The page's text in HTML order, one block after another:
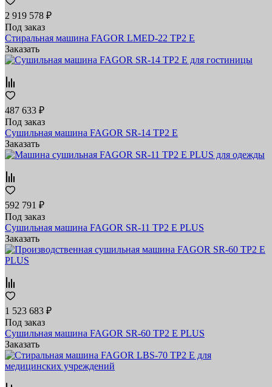
2 919 578 ₽
Под заказ
Стиральная машина FAGOR LMED-22 TP2 E
Заказать
487 633 ₽
Под заказ
Сушильная машина FAGOR SR-14 TP2 E
Заказать
592 791 ₽
Под заказ
Сушильная машина FAGOR SR-11 TP2 E PLUS
Заказать
1 523 683 ₽
Под заказ
Сушильная машина FAGOR SR-60 TP2 E PLUS
Заказать